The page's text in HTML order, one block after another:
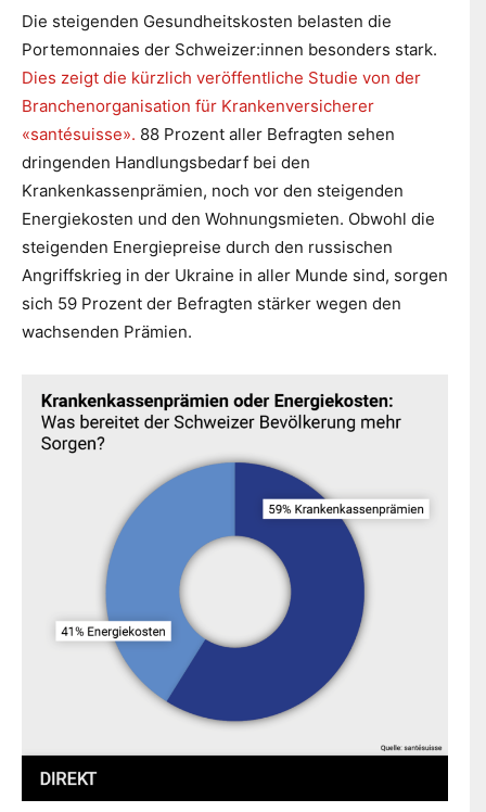
Die steigenden Gesundheitskosten belasten die
Portemonnaies der Schweizer:innen besonders stark.
Dies zeigt die kürzlich veröffentliche Studie von der
Branchenorganisation für Krankenversicherer
«santésuisse». 88 Prozent aller Befragten sehen
dringenden Handlungsbedarf bei den
Krankenkassenprämien, noch vor den steigenden
Energiekosten und den Wohnungsmieten. Obwohl die
steigenden Energiepreise durch den russischen
Angriffskrieg in der Ukraine in aller Munde sind, sorgen
sich 59 Prozent der Befragten stärker wegen den
wachsenden Prämien.